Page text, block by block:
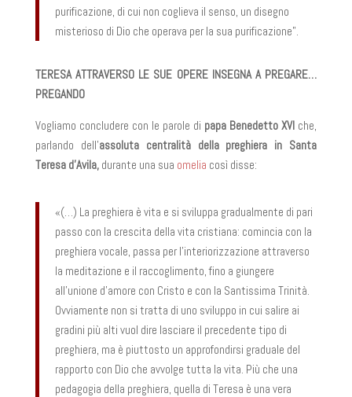
purificazione, di cui non coglieva il senso, un disegno
misterioso di Dio che operava per la sua purificazione”.
TERESA ATTRAVERSO LE SUE OPERE INSEGNA A PREGARE…
PREGANDO
Vogliamo concludere con le parole di papa Benedetto XVI che,
parlando dell’assoluta centralità della preghiera in Santa
Teresa d’Avila,durante una sua omelia così disse:
«(…) La preghiera è vita e si sviluppa gradualmente di pari
passo con la crescita della vita cristiana: comincia con la
preghiera vocale, passa per l’interiorizzazione attraverso
la meditazione e il raccoglimento, fino a giungere
all’unione d’amore con Cristo e con la Santissima Trinità.
Ovviamente non si tratta di uno sviluppo in cui salire ai
gradini più alti vuol dire lasciare il precedente tipo di
preghiera, ma è piuttosto un approfondirsi graduale del
rapporto con Dio che avvolge tutta la vita. Più che una
pedagogia della preghiera, quella di Teresa è una vera